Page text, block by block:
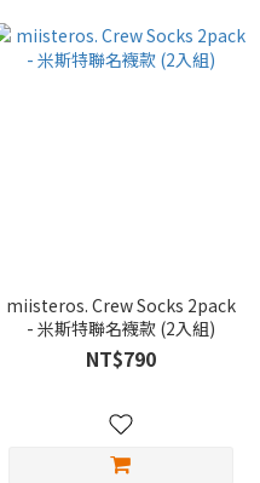
miisteros. Crew Socks 2pack
- 米斯特聯名襪款 (2入組)
NT$790